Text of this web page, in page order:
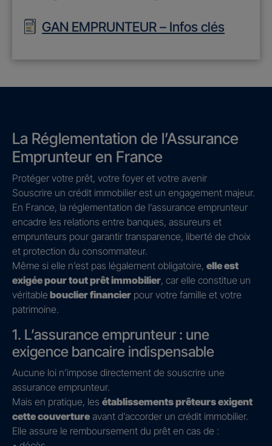
GAN EMPRUNTEUR – Infos clés
La Réglementation de l’Assurance
Emprunteur en France
Protéger votre prêt, votre foyer et votre avenir
Souscrire un crédit immobilier est un engagement majeur.
En France, la réglementation de l’assurance emprunteur
encadre les relations entre banques, assureurs et
emprunteurs pour garantir transparence, liberté de choix
et protection du consommateur.
Même si elle n’est pas légalement obligatoire, elle est
exigée pour tout prêt immobilier, car elle constitue un
véritable bouclier financier pour votre famille et votre
patrimoine.
1. L’assurance emprunteur : une
exigence bancaire indispensable
Aucune loi n’impose directement de souscrire une
assurance emprunteur.
Mais en pratique, les établissements prêteurs exigent
cette couverture avant d’accorder un crédit immobilier.
Elle assure le remboursement du prêt en cas de :